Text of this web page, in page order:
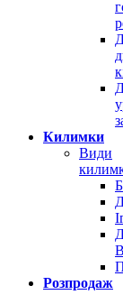
Килимки
Види
Розпродаж